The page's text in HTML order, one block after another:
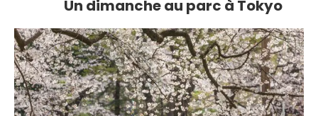
Un dimanche au parc à Tokyo